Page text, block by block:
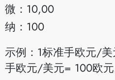
微：10,00
纳：100
示例：1标准手欧元/
手欧元/美元= 100欧元